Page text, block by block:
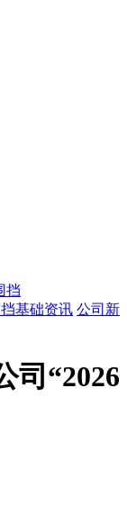
挡
基础资讯 公司新
司“2026